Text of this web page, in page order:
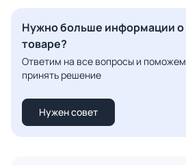
Нужно больше информации о
товаре?
Ответим на все вопросы и поможем
принять решение
Нужен совет